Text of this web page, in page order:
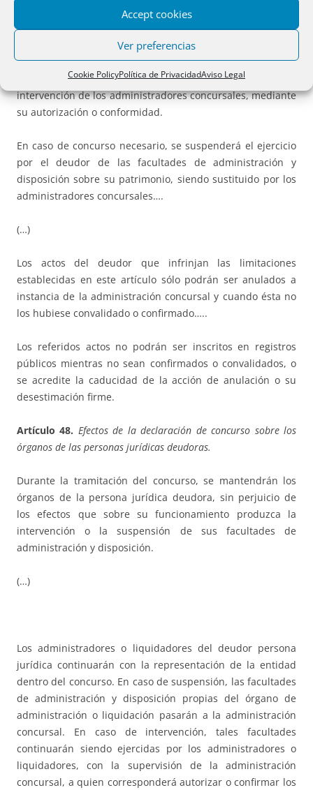
Accept cookies
Ver preferencias
Cookie PolicyPolítica de PrivacidadAviso Legal
Facultades patrimoniales del deudor.
En caso de concurso voluntario, el deudor conservará las
facultades de administración y disposición sobre su
patrimonio, quedando sometido el ejercicio de éstas a la
intervención de los administradores concursales, mediante
su autorización o conformidad.
En caso de concurso necesario, se suspenderá el ejercicio
por el deudor de las facultades de administración y
disposición sobre su patrimonio, siendo sustituido por los
administradores concursales….
(…)
Los actos del deudor que infrinjan las limitaciones
establecidas en este artículo sólo podrán ser anulados a
instancia de la administración concursal y cuando ésta no
los hubiese convalidado o confirmado…..
Los referidos actos no podrán ser inscritos en registros
públicos mientras no sean confirmados o convalidados, o
se acredite la caducidad de la acción de anulación o su
desestimación firme.
Artículo 48. Efectos de la declaración de concurso sobre los
órganos de las personas jurídicas deudoras.
Durante la tramitación del concurso, se mantendrán los
órganos de la persona jurídica deudora, sin perjuicio de
los efectos que sobre su funcionamiento produzca la
intervención o la suspensión de sus facultades de
administración y disposición.
(…)
Los administradores o liquidadores del deudor persona
jurídica continuarán con la representación de la entidad
dentro del concurso. En caso de suspensión, las facultades
de administración y disposición propias del órgano de
administración o liquidación pasarán a la administración
concursal. En caso de intervención, tales facultades
continuarán siendo ejercidas por los administradores o
liquidadores, con la supervisión de la administración
concursal, a quien corresponderá autorizar o confirmar los